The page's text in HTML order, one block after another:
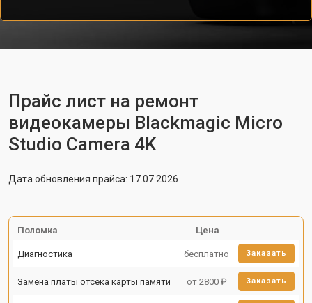
Прайс лист на ремонт
видеокамеры Blackmagic Micro
Studio Camera 4K
Дата обновления прайса: 17.07.2026
Поломка Цена
Диагностика бесплатно Заказать
Замена платы отсека карты памяти от 2800 ₽ Заказать